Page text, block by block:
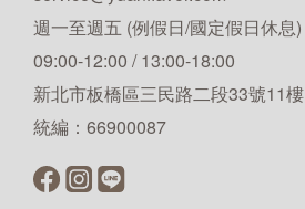
週一至週五 (例假日/國定假日休息)
09:00-12:00 / 13:00-18:00
新北市板橋區三民路二段33號11樓
統編：66900087